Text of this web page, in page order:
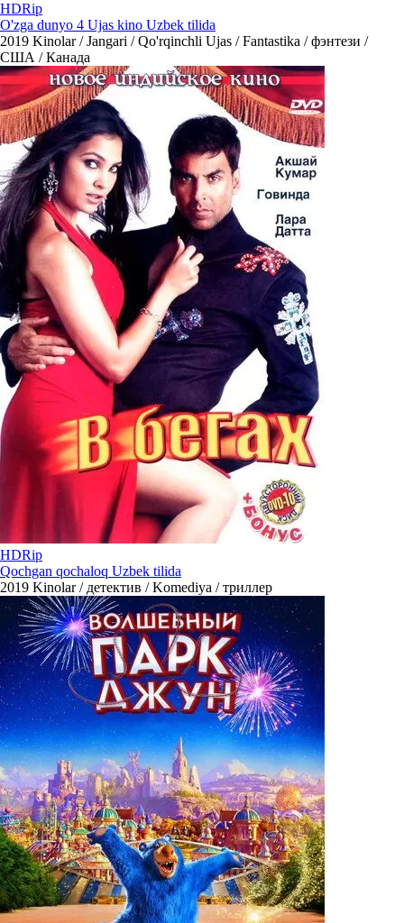
HDRip
O'zga dunyo 4 Ujas kino Uzbek tilida
2019 Kinolar / Jangari / Qo'rqinchli Ujas / Fantastika / фэнтези /
США / Канада
HDRip
Qochgan qochaloq Uzbek tilida
2019 Kinolar / детектив / Komediya / триллер